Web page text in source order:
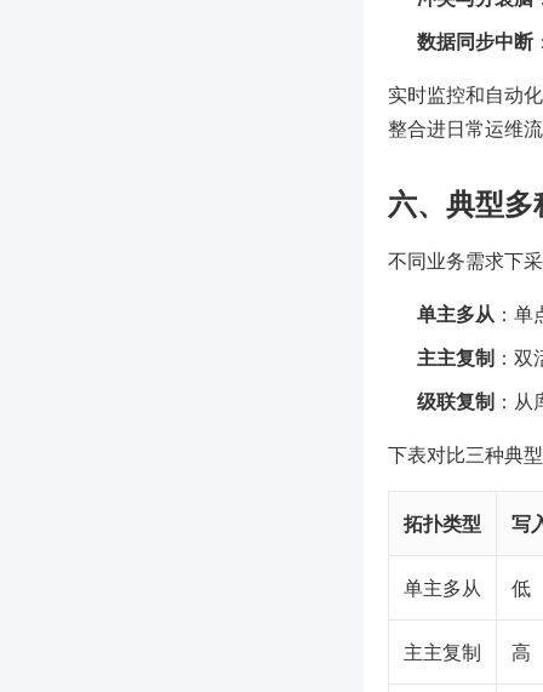
数据同步中断
实时监控和自动
整合进日常运维
六、典型
不同业务需求下
单主多从 ：
主主复制 ：
级联复制 ：
下表对比三种典
拓扑类型 写
单主多从 低
主主复制 高